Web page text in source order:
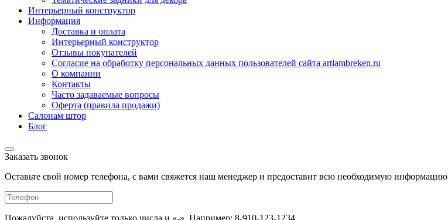
Интерьерный конструктор
Информация
Доставка и оплата
Интерьерный конструктор
Отзывы покупателей
Согласие на обработку персональных данных пользователей сайта artlambreken.ru
О компании
Контакты
Часто задаваемые вопросы
Оферта (правила продажи)
Салонам штор
Блог
Заказать звонок
Оставьте свой номер телефона, с вами свяжется наш менеджер и предоставит всю необходимую информацию
Пожалуйста, используйте только числа и «-». Например: 8-910-123-1234